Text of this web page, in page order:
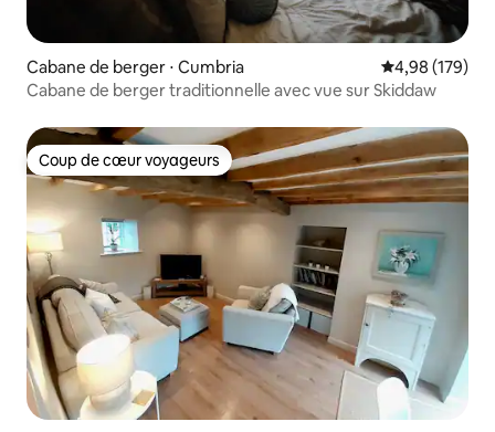
Cabane de berger ⋅ Cumbria Évaluation
4,98 (179)
Cabane de berger traditionnelle avec vue sur Skiddaw
Coup de cœur voyageurs
Coup de cœur voyageurs